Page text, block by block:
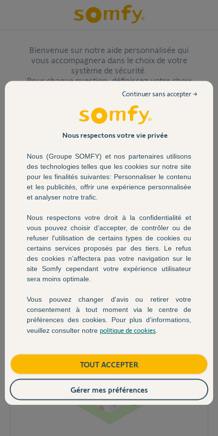
Bienvenue sur notre aide personnalisée qui
vous accompagnera dans le choix de votre
système de sécurité.
Pour chaque question, définissez votre choix
puis passez à l’étape suivante. Vous serez ainsi
dirigé vers le système de sécurité correspondant
le mieux à votre besoin.
Quel type de logement habitez-vous ?
Nous respectons votre vie privée
Nous (Groupe SOMFY) et nos partenaires utilisons
des technologies telles que les cookies sur notre site
pour les finalités suivantes: Personnaliser le contenu
et les publicités, offrir une expérience personnalisée
et analyser notre trafic.
Nous respectons votre droit à la confidentialité et
vous pouvez choisir d’accepter, de contrôler ou de
refuser l'utilisation de certains types de cookies ou
certains services proposés par des tiers. Le refus
des cookies n’affectera pas votre navigation sur le
site Somfy cependant votre expérience utilisateur
sera moins optimale.
Vous pouvez changer d'avis ou retirer votre
consentement à tout moment via le centre de
préférences des cookies. Pour plus d’informations,
veuillez consulter notre politique de cookies.
Continuer sans accepter →
TOUT ACCEPTER
Gérer mes préférences